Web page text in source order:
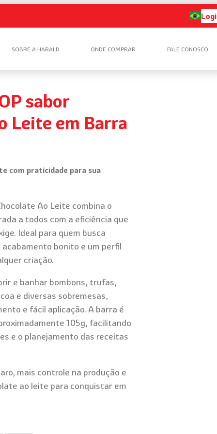
SOBRE A HARALD ONDE COMPRAR FALE CONOSCO
sabor
Leite em Barra
com praticidade para sua
Ao Leite combina o
a todos com a eficiência que
Ideal para quem busca
bonito e um perfil
criação.
e banhar bombons, trufas,
e diversas sobremesas,
e fácil aplicação. A barra é
105g, facilitando
e o planejamento das receitas
mais controle na produção e
ao leite para conquistar em